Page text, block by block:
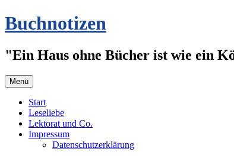
Zum
Inhalt
Buchnotizen
"Ein Haus ohne Bücher ist wie ein
Menü
Start
Leseliebe
Lektorat und Co.
Impressum
Datenschutzerklärung